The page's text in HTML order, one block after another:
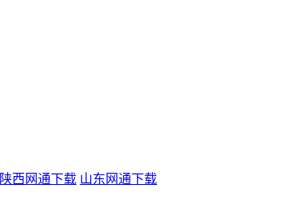
陕西网通下载 山东网通下载